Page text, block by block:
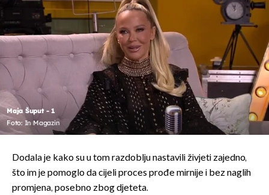
Maja Šuput - 1
Foto: In Magazin
Dodala je kako su u tom razdoblju nastavili živjeti zajedno,
što im je pomoglo da cijeli proces prođe mirnije i bez naglih
promjena, posebno zbog djeteta.